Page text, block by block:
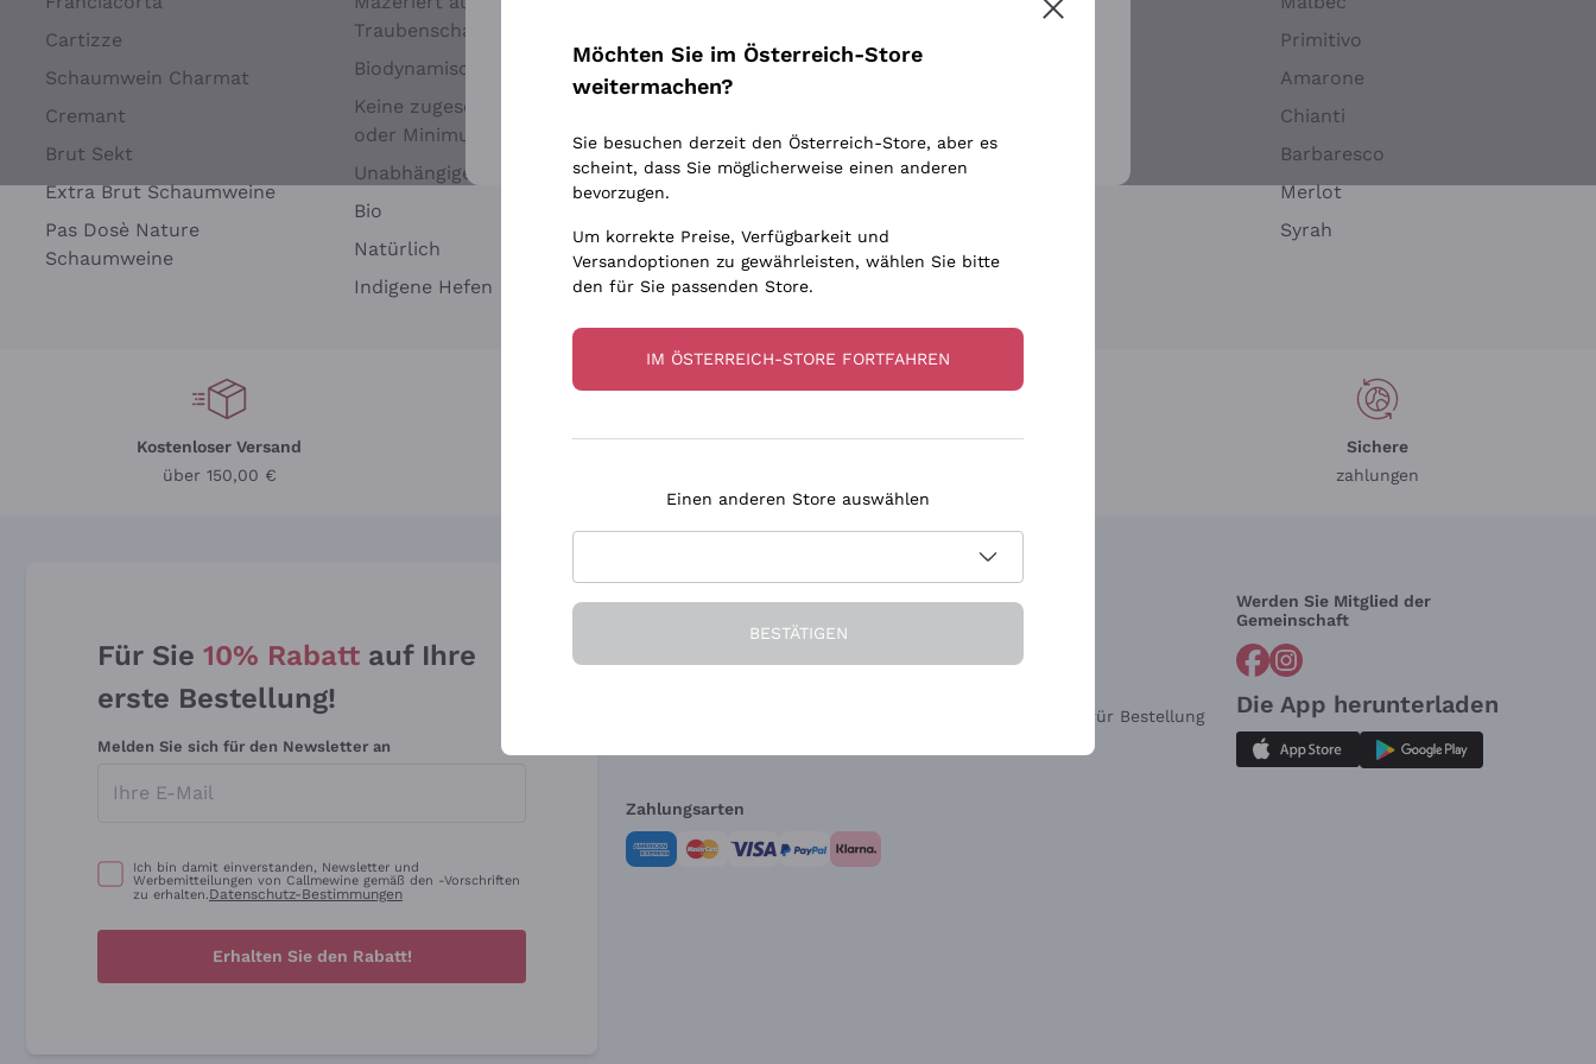
Cartizze
Schaumwein Charmat
Cremant
Brut Sekt
Extra Brut Schaumweine
Pas Dosè Nature
Schaumweine
Traubenschalen
Biodynamisch
Keine zugesetzten Sulfite
oder Minimum
Unabhängige Weinbauern
Bio
Natürlich
Indigene Hefen
Occhipinti Arianna
Biondi Santi
Argiolas
Zenato
Ca' dei Frati
Chardonnay
Primitivo
Amarone
Chianti
Barbaresco
Merlot
Syrah
Kostenloser Versand
über 150,00 €
Sichere
zahlungen
Für Sie 10% Rabatt auf Ihre
erste Bestellung!
Melden Sie sich für den Newsletter an
Ich bin damit einverstanden, Newsletter und
Werbemitteilungen von Callmewine gemäß den -Vorschriften
zu erhalten.Datenschutz-Bestimmungen
Erhalten Sie den Rabatt!
Die Firma Brauchen Sie Hilfe?
Widerrufsformular für Bestellung
Werden Sie Mitglied der
Gemeinschaft
Die App herunterladen
Zahlungsarten
Weitere Informationen finden Sie in unserem Datenschutz-Bestimmungen
Möchten Sie im Österreich-Store
weitermachen?
Sie besuchen derzeit den Österreich-Store, aber es
scheint, dass Sie möglicherweise einen anderen
bevorzugen.
Um korrekte Preise, Verfügbarkeit und
Versandoptionen zu gewährleisten, wählen Sie bitte
den für Sie passenden Store.
IM ÖSTERREICH-STORE FORTFAHREN
Einen anderen Store auswählen
BESTÄTIGEN